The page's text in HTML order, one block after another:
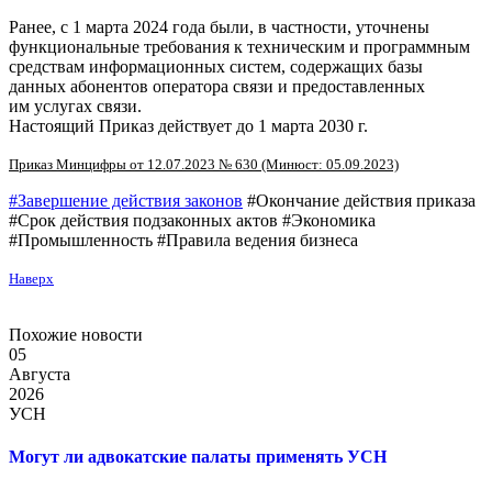
Ранее, с 1 марта 2024 года были, в частности, уточнены
функциональные требования к техническим и программным
средствам информационных систем, содержащих базы
данных абонентов оператора связи и предоставленных
им услугах связи.
Настоящий Приказ действует до 1 марта 2030 г.
Приказ Минцифры от 12.07.2023 № 630 (Минюст: 05.09.2023)
#Завершение действия законов #Окончание действия приказа
#Срок действия подзаконных актов #Экономика
#Промышленность #Правила ведения бизнеса
Наверх
Похожие новости
05
Августа
2026
УСН
Могут ли адвокатские палаты применять УСН